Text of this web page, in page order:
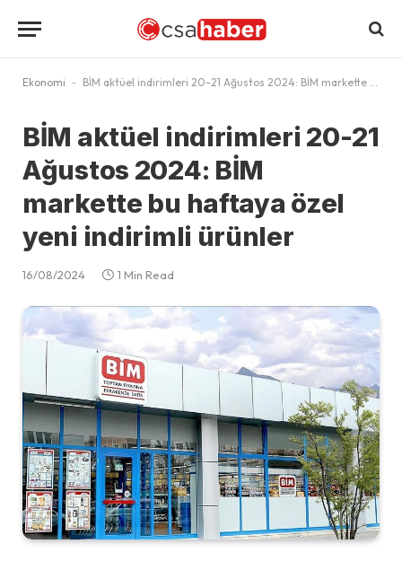
Ekonomi - BİM aktüel indirimleri 20-21 Ağustos 2024: BİM markette bu haftaya özel yeni indirimli ürünler
BİM aktüel indirimleri 20-21
Ağustos 2024: BİM
markette bu haftaya özel
yeni indirimli ürünler
16/08/2024 1 Min Read